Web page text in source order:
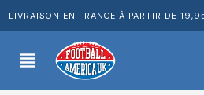
LIVRAISON EN FRANCE À PARTIR DE
view_headline